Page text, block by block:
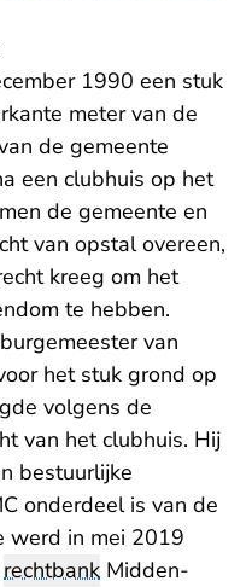
1990 een stuk
meter van de
de gemeente
een clubhuis op het
de gemeente en
van opstal overeen,
kreeg om het
te hebben.
van
het stuk grond op
volgens de
van het clubhuis. Hij
bestuurlijke
onderdeel is van de
werd in mei 2019
rechtbank Midden-